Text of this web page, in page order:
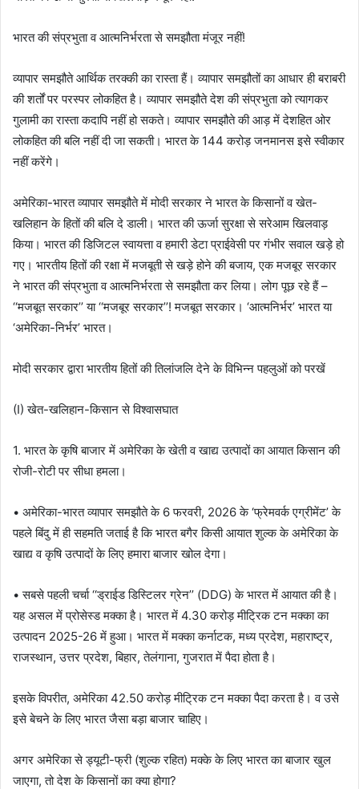
भारत की संप्रभुता व आत्मनिर्भरता से समझौता मंजूर नहीं!
व्यापार समझौते आर्थिक तरक्की का रास्ता हैं। व्यापार समझौतों का आधार ही बराबरी
की शर्तों पर परस्पर लोकहित है। व्यापार समझौते देश की संप्रभुता को त्यागकर
गुलामी का रास्ता कदापि नहीं हो सकते। व्यापार समझौते की आड़ में देशहित ओर
लोकहित की बलि नहीं दी जा सकती। भारत के 144 करोड़ जनमानस इसे स्वीकार
नहीं करेंगे।
अमेरिका-भारत व्यापार समझौते में मोदी सरकार ने भारत के किसानों व खेत-
खलिहान के हितों की बलि दे डाली। भारत की ऊर्जा सुरक्षा से सरेआम खिलवाड़
किया। भारत की डिजिटल स्वायत्ता व हमारी डेटा प्राईवेसी पर गंभीर सवाल खड़े हो
गए। भारतीय हितों की रक्षा में मजबूती से खड़े होने की बजाय, एक मजबूर सरकार
ने भारत की संप्रभुता व आत्मनिर्भरता से समझौता कर लिया। लोग पूछ रहे हैं –
‘‘मजबूत सरकार’’ या ‘‘मजबूर सरकार’’! मजबूत सरकार। ‘आत्मनिर्भर’ भारत या
‘अमेरिका-निर्भर’ भारत।
मोदी सरकार द्वारा भारतीय हितों की तिलांजलि देने के विभिन्न पहलुओं को परखें
(I) खेत-खलिहान-किसान से विश्वासघात
1. भारत के कृषि बाजार में अमेरिका के खेती व खाद्य उत्पादों का आयात किसान की
रोजी-रोटी पर सीधा हमला।
• अमेरिका-भारत व्यापार समझौते के 6 फरवरी, 2026 के ‘फ्रेमवर्क एग्रीमेंट’ के
पहले बिंदु में ही सहमति जताई है कि भारत बगैर किसी आयात शुल्क के अमेरिका के
खाद्य व कृषि उत्पादों के लिए हमारा बाजार खोल देगा।
• सबसे पहली चर्चा ‘‘ड्राईड डिस्टिलर ग्रेन’’ (DDG) के भारत में आयात की है।
यह असल में प्रोसेस्ड मक्का है। भारत में 4.30 करोड़ मीट्रिक टन मक्का का
उत्पादन 2025-26 में हुआ। भारत में मक्का कर्नाटक, मध्य प्रदेश, महाराष्ट्र,
राजस्थान, उत्तर प्रदेश, बिहार, तेलंगाना, गुजरात में पैदा होता है।
इसके विपरीत, अमेरिका 42.50 करोड़ मीट्रिक टन मक्का पैदा करता है। व उसे
इसे बेचने के लिए भारत जैसा बड़ा बाजार चाहिए।
अगर अमेरिका से ड्यूटी-फ्री (शुल्क रहित) मक्के के लिए भारत का बाजार खुल
जाएगा, तो देश के किसानों का क्या होगा?